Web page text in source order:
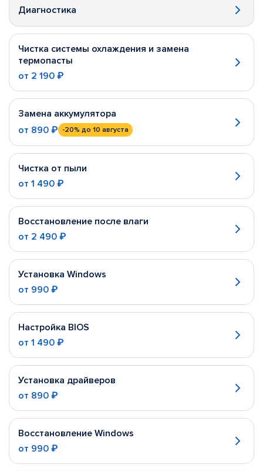
Диагностика
Чистка системы охлаждения и замена
термопасты
от 2 190 ₽
Замена аккумулятора
от 890 ₽ -20% до 10 августа
Чистка от пыли
от 1 490 ₽
Восстановление после влаги
от 2 490 ₽
Установка Windows
от 990 ₽
Настройка BIOS
от 1 490 ₽
Установка драйверов
от 890 ₽
Восстановление Windows
от 990 ₽